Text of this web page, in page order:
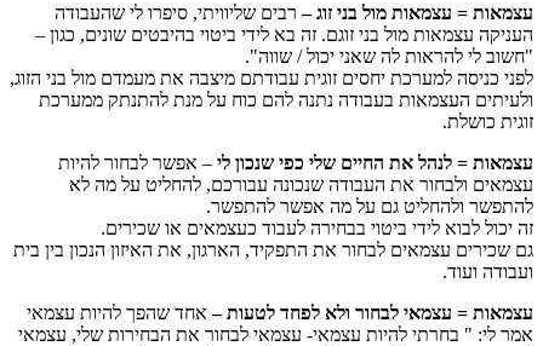
עצמאות = עצמאות מול בני זוג – רבים שליוויתי, סיפרו לי שהעבודה
העניקה עצמאות מול בני זוגם. זה בא לידי ביטוי בהיבטים שונים, כגון –
"חשוב לי להראות לה שאני יכול / שווה".
לפני כניסה למערכת יחסים זוגית עבודתם מיצבה את מעמדם מול בני הזוג,
ולעיתים העצמאות בעבודה נתנה להם כוח על מנת להתנתק ממערכת
זוגית כושלת.
עצמאות = לנהל את החיים שלי כפי שנכון לי – אפשר לבחור להיות
עצמאים ולבחור את העבודה שנכונה עבורכם, להחליט על מה לא
להתפשר ולהחליט גם על מה אפשר להתפשר.
זה יכול לבוא לידי ביטוי בבחירה לעבוד כעצמאים או שכירים.
גם שכירים עצמאים לבחור את התפקיד, הארגון, את האיזון הנכון בין בית
ועבודה ועוד.
עצמאות = עצמאי לבחור ולא לפחד לטעות – אחד שהפך להיות עצמאי
אמר לי: " בחרתי להיות עצמאי- עצמאי לבחור את הבחירות שלי, עצמאי